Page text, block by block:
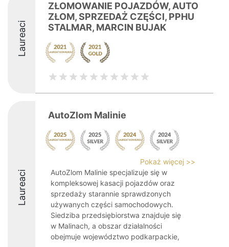
Laureaci
ZŁOMOWANIE POJAZDÓW, AUTO
ZŁOM, SPRZEDAŻ CZĘŚCI, PPHU
STALMAR, MARCIN BUJAK
Laureaci
AutoZlom Malinie
Pokaż więcej >>
AutoZlom Malinie specjalizuje się w
kompleksowej kasacji pojazdów oraz
sprzedaży starannie sprawdzonych
używanych części samochodowych.
Siedziba przedsiębiorstwa znajduje się
w Malinach, a obszar działalności
obejmuje województwo podkarpackie,